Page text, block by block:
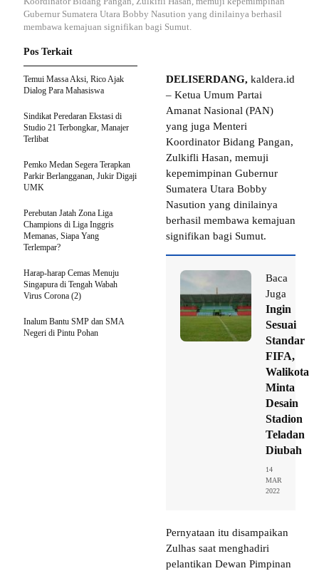
Gubernur Sumatera Utara Bobby Nasution yang dinilainya berhasil
membawa kemajuan signifikan bagi Sumut.
DELISERDANG, kaldera.id
– Ketua Umum Partai
Amanat Nasional (PAN)
yang juga Menteri
Koordinator Bidang Pangan,
Zulkifli Hasan, memuji
kepemimpinan Gubernur
Sumatera Utara Bobby
Nasution yang dinilainya
berhasil membawa kemajuan
signifikan bagi Sumut.
Baca
Juga
Ingin
Sesuai
Standar
FIFA,
Walikota
Minta
Desain
Stadion
Teladan
Diubah
14
MAR
2022
Pernyataan itu disampaikan
Zulhas saat menghadiri
pelantikan Dewan Pimpinan
Pos Terkait
Temui Massa Aksi, Rico Ajak
Dialog Para Mahasiswa
Sindikat Peredaran Ekstasi di
Studio 21 Terbongkar, Manajer
Terlibat
Pemko Medan Segera Terapkan
Parkir Berlangganan, Jukir Digaji
UMK
Perebutan Jatah Zona Liga
Champions di Liga Inggris
Memanas, Siapa Yang
Terlempar?
Harap-harap Cemas Menuju
Singapura di Tengah Wabah
Virus Corona (2)
Inalum Bantu SMP dan SMA
Negeri di Pintu Pohan